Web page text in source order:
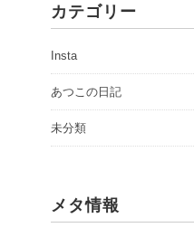
カテゴリー
Insta
あつこの日記
未分類
メタ情報